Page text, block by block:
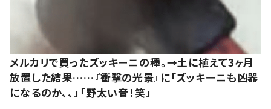
メルカリで買ったズッキーニの種。→土に植えて3ヶ月
放置した結果……『衝撃の光景』に「ズッキーニも凶器
になるのか、、」「野太い音！笑」